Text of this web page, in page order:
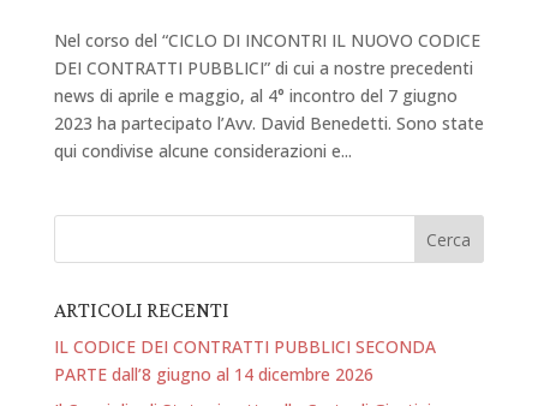
Nel corso del “CICLO DI INCONTRI IL NUOVO CODICE
DEI CONTRATTI PUBBLICI” di cui a nostre precedenti
news di aprile e maggio, al 4° incontro del 7 giugno
2023 ha partecipato l’Avv. David Benedetti. Sono state
qui condivise alcune considerazioni e...
ARTICOLI RECENTI
IL CODICE DEI CONTRATTI PUBBLICI SECONDA
PARTE dall’8 giugno al 14 dicembre 2026